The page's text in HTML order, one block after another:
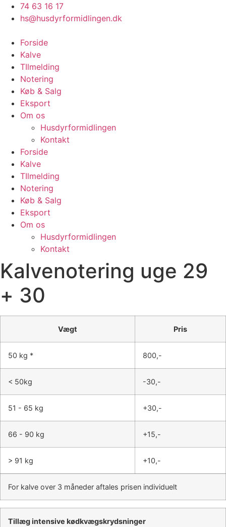
Videre74 63 16 17
hs@husdyrformidlingen.dk
Forside
Kalve
TIlmelding
Notering
Køb & Salg
Eksport
Om os
Husdyrformidlingen
Kontakt
Forside
Kalve
TIlmelding
Notering
Køb & Salg
Eksport
Om os
Husdyrformidlingen
Kontakt
Kalvenotering uge 29
+ 30
Vægt Pris
50 kg * 800,-
< 50kg -30,-
51 - 65 kg +30,-
66 - 90 kg +15,-
> 91 kg +10,-
For kalve over 3 måneder aftales prisen individuelt
Tillæg intensive kødkvægskrydsninger